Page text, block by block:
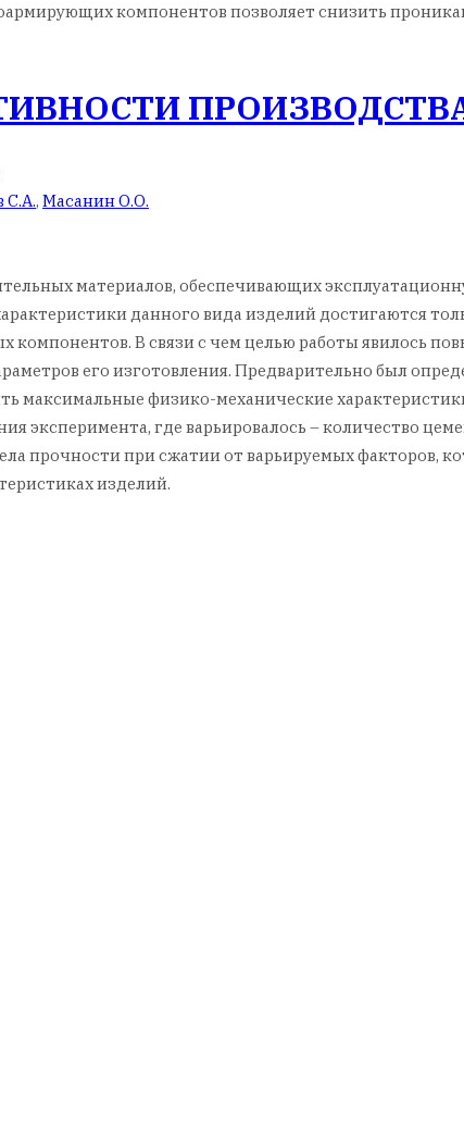
компонентов позволяет снизить
С.А., Масанин О.О.
материалов, обеспечивающих
данного вида изделий достигаются
В связи с чем целью работы явилось
его изготовления. Предварительно был
максимальные физико-механические
эксперимента, где варьировалось – количество
прочности при сжатии от варьируемых факторов,
изделий.